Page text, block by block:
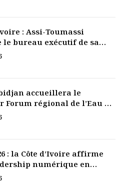
: Assi-Toumassi
bureau exécutif de sa
de développement
accueillera le
Forum régional de l’Eau de
de l’Ouest
: la Côte d’Ivoire affirme
numérique en